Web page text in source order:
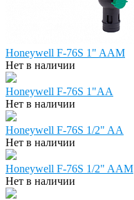
Honeywell F-76S 1" AAM
Нет в наличии
Honeywell F-76S 1"AA
Нет в наличии
Honeywell F-76S 1/2" AA
Нет в наличии
Honeywell F-76S 1/2" AAM
Нет в наличии